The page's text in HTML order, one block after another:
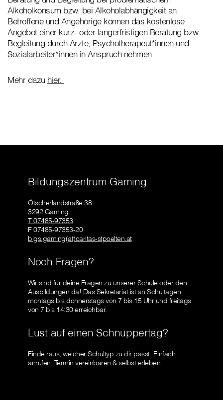
Alkoholkonsum bzw. bei Alkoholabhängigkeit an.
Betroffene und Angehörige können das kostenlose
Angebot einer kurz- oder längerfristigen Beratung bzw.
Begleitung durch Ärzte, Psychotherapeut*innen und
Sozialarbeiter*innen in Anspruch nehmen.
Mehr dazu hier.
Bildungszentrum Gaming
Ötscherlandstraße 38
3292 Gaming
T 07485-97353
F 07485-97353-20
bigs.gaming(at)caritas-stpoelten.at
Noch Fragen?
Wir sind für deine Fragen zu unserer Schule oder den
Ausbildungen da! Das Sekretariat ist an Schultagen
montags bis donnerstags von 7 bis 15 Uhr und freitags
von 7 bis 14:30 erreichbar.
Lust auf einen Schnuppertag?
Finde raus, welcher Schultyp zu dir passt. Einfach
anrufen, Termin vereinbaren & selbst erleben.